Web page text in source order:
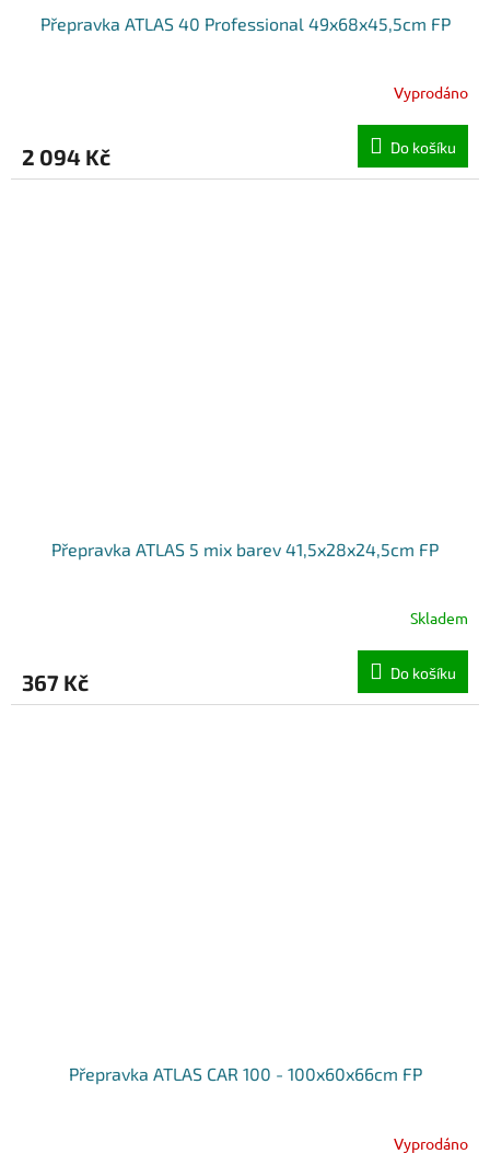
Přepravka ATLAS 40 Professional 49x68x45,5cm FP
Vyprodáno
2 094 Kč Do košíku
Přepravka ATLAS 5 mix barev 41,5x28x24,5cm FP
Skladem
367 Kč Do košíku
Přepravka ATLAS CAR 100 - 100x60x66cm FP
Vyprodáno